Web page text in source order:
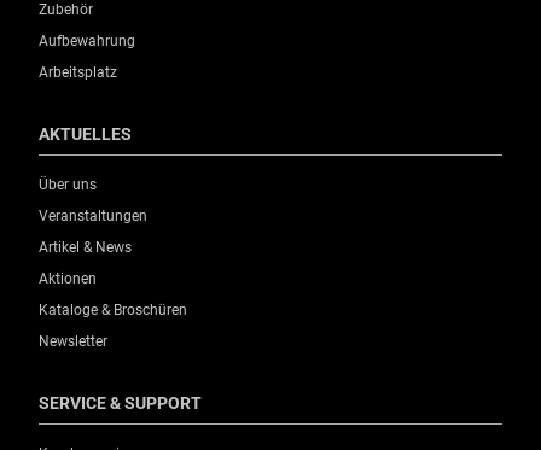
Zubehör
Aufbewahrung
Arbeitsplatz
AKTUELLES
Über uns
Veranstaltungen
Artikel & News
Aktionen
Kataloge & Broschüren
Newsletter
SERVICE & SUPPORT